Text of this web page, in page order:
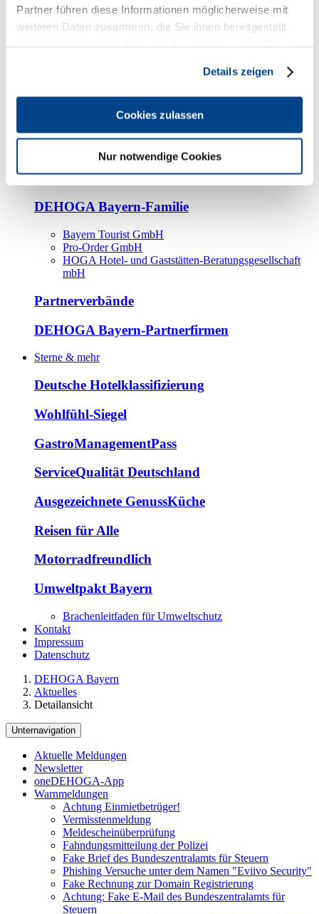
Partner führen diese Informationen möglicherweise mit
weiteren Daten zusammen, die Sie ihnen bereitgestellt
Details zeigen
Cookies zulassen
Nur notwendige Cookies
Kooperationspartner
Tourismusorganisationen
Bayern Tourismus Marketing GmbH
DEHOGA-Familie
Bundesverband
Fachverbände
DEHOGA Bayern-Familie
Bayern Tourist GmbH
Pro-Order GmbH
HOGA Hotel- und Gaststätten-Beratungsgesellschaft
mbH
Partnerverbände
DEHOGA Bayern-Partnerfirmen
Sterne & mehr
Deutsche Hotelklassifizierung
Wohlfühl-Siegel
GastroManagementPass
ServiceQualität Deutschland
Ausgezeichnete GenussKüche
Reisen für Alle
Motorradfreundlich
Umweltpakt Bayern
Brachenleitfaden für Umweltschutz
Kontakt
Impressum
Datenschutz
DEHOGA Bayern
Aktuelles
Detailansicht
Unternavigation
Aktuelle Meldungen
Newsletter
oneDEHOGA-App
Warnmeldungen
Achtung Einmietbetrüger!
Vermisstenmeldung
Meldescheinüberprüfung
Fahndungsmitteilung der Polizei
Fake Brief des Bundeszentralamts für Steuern
Phishing Versuche unter dem Namen "Eviivo Security"
Fake Rechnung zur Domain Registrierung
Achtung: Fake E-Mail des Bundeszentralamts für
Steuern